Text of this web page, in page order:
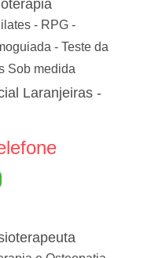
- RPG -
- Teste da
Sob medida
Laranjeiras -